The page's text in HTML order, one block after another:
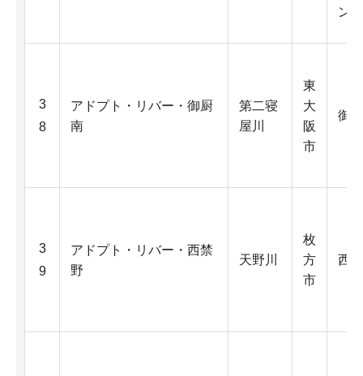
ン
3
8
アドプト・リバー・御厨
南
第二寝
屋川
東
大
阪
市
御
3
9
アドプト・リバー・西禁
野
天野川
枚
方
市
西